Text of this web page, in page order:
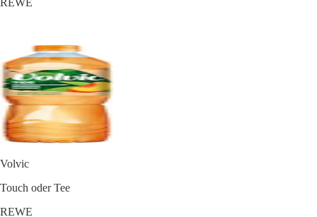
Volvic
Touch oder Tee
REWE